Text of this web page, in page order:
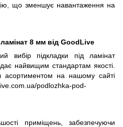
що зменшує навантаження на
8 мм від GoodLive
вибір підкладки під ламінат
найвищим стандартам якості.
на нашому сайті
podlozhka-pod-
приміщень, забезпечуючи